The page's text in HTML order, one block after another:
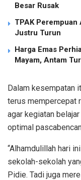
Besar Rusak
TPAK
Justru Turun
Harga Emas
Mayam, Antam
Dalam kesempatan
terus mempercepat
agar kegiatan
optimal
“Alhamdulillah hari
sekolah-sekolah
Pidie. Tadi juga